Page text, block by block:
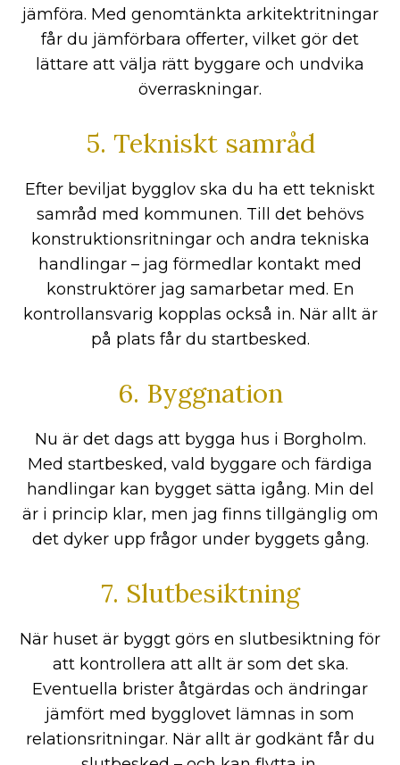
jämföra. Med genomtänkta arkitektritningar
får du jämförbara offerter, vilket gör det
lättare att välja rätt byggare och undvika
överraskningar.
5. Tekniskt samråd
Efter beviljat bygglov ska du ha ett tekniskt
samråd med kommunen. Till det behövs
konstruktionsritningar och andra tekniska
handlingar – jag förmedlar kontakt med
konstruktörer jag samarbetar med. En
kontrollansvarig kopplas också in. När allt är
på plats får du startbesked.
6. Byggnation
Nu är det dags att bygga hus i Borgholm.
Med startbesked, vald byggare och färdiga
handlingar kan bygget sätta igång. Min del
är i princip klar, men jag finns tillgänglig om
det dyker upp frågor under byggets gång.
7. Slutbesiktning
När huset är byggt görs en slutbesiktning för
att kontrollera att allt är som det ska.
Eventuella brister åtgärdas och ändringar
jämfört med bygglovet lämnas in som
relationsritningar. När allt är godkänt får du